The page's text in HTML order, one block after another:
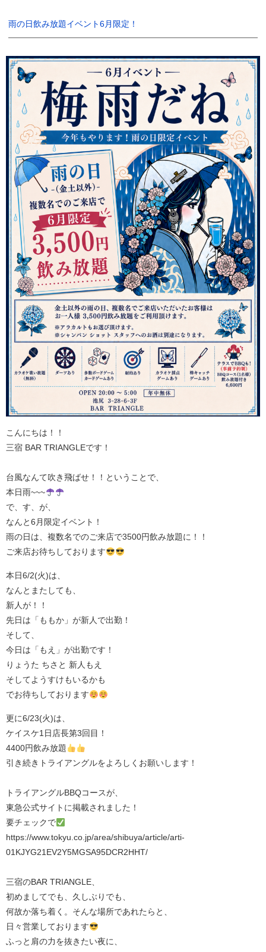
雨の日飲み放題イベント6月限定！
こんにちは！！
三宿 BAR TRIANGLEです！
台風なんて吹き飛ばせ！！ということで、
本日雨~~~
で、す、が、
なんと6月限定イベント！
雨の日は、複数名でのご来店で3500円飲み放題に！！
ご来店お待ちしております
本日6/2(火)は、
なんとまたしても、
新人が！！
先日は「ももか」が新人で出勤！
そして、
今日は「もえ」が出勤です！
りょうた ちさと 新人もえ
そしてようすけもいるかも
でお待ちしております
更に6/23(火)は、
ケイスケ1日店長第3回目！
4400円飲み放題
引き続きトライアングルをよろしくお願いします！
トライアングルBBQコースが、
東急公式サイトに掲載されました！
要チェックで
https://www.tokyu.co.jp/area/shibuya/article/arti-
01KJYG21EV2Y5MGSA95DCR2HHT/⁡
三宿のBAR TRIANGLE、
初めましてでも、久しぶりでも、
何故か落ち着く。そんな場所であれたらと、
日々営業しております
ふっと肩の力を抜きたい夜に、